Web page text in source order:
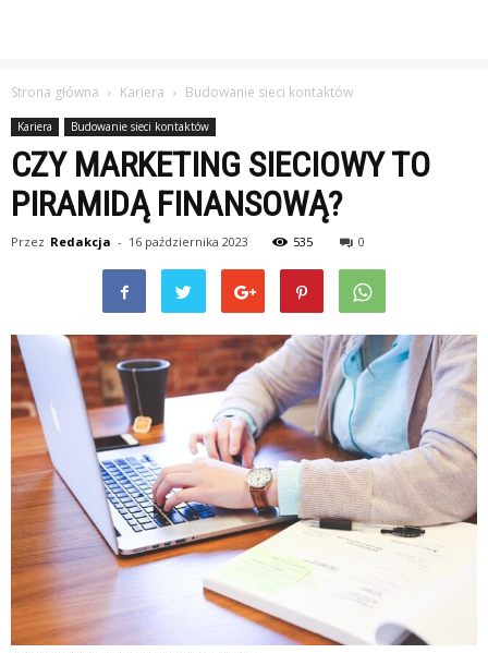
Strona główna Kariera Budowanie sieci kontaktów
Kariera Budowanie sieci kontaktów
CZY MARKETING SIECIOWY TO
PIRAMIDĄ FINANSOWĄ?
Przez Redakcja - 16 października 2023 535 0